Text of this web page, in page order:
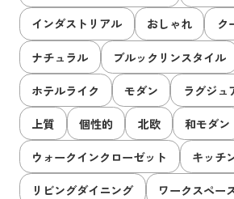
インダストリアル
おしゃれ
ク
ナチュラル
ブルックリンスタイル
ホテルライク
モダン ラグジュ
上質
個性的 北欧
和モダン
ウォークインクローゼット
キッチ
リビングダイニング
ワークスペー